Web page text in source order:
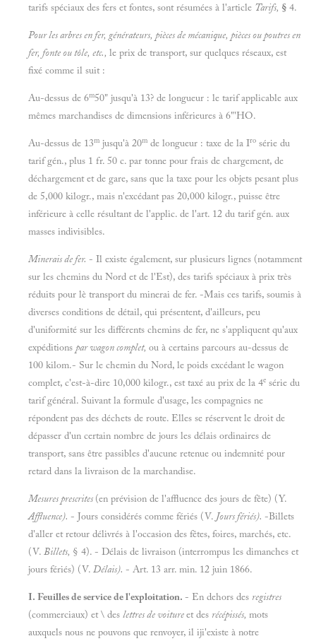
tarifs spéciaux des fers et fontes, sont résumées à l'article Tarifs, § 4.
Pour les arbres en fer, générateurs, pièces de mécanique, pièces ou poutres en
fer, fonte ou tôle, etc., le prix de transport, sur quelques réseaux, est
fixé comme il suit :
Au-dessus de 6m50" jusqu'à 13? de longueur : le tarif applicable aux
mêmes marchandises de dimensions inférieures à 6"'HO.
Au-dessus de 13m jusqu'à 20m de longueur : taxe de la Iro série du
tarif gén., plus 1 fr. 50 c. par tonne pour frais de chargement, de
déchargement et de gare, sans que la taxe pour les objets pesant plus
de 5,000 kilogr., mais n'excédant pas 20,000 kilogr., puisse être
inférieure à celle résultant de l'applic. de l'art. 12 du tarif gén. aux
masses indivisibles.
Minerais de fer. - Il existe également, sur plusieurs lignes (notamment
sur les chemins du Nord et de l'Est), des tarifs spéciaux à prix très
réduits pour lè transport du minerai de fer. -Mais ces tarifs, soumis à
diverses conditions de détail, qui présentent, d'ailleurs, peu
d'uniformité sur les différents chemins de fer, ne s'appliquent qu'aux
expéditions par wagon complet, ou à certains parcours au-dessus de
100 kilom.- Sur le chemin du Nord, le poids excédant le wagon
complet, c'est-à-dire 10,000 kilogr., est taxé au prix de la 4e série du
tarif général. Suivant la formule d'usage, les compagnies ne
répondent pas des déchets de route. Elles se réservent le droit de
dépasser d'un certain nombre de jours les délais ordinaires de
transport, sans être passibles d'aucune retenue ou indemnité pour
retard dans la livraison de la marchandise.
Mesures prescrites (en prévision de l'affluence des jours de fête) (Y.
Affluence). - Jours considérés comme fériés (V. Jours fériés). -Billets
d'aller et retour délivrés à l'occasion des fêtes, foires, marchés, etc.
(V. Billets, § 4). - Délais de livraison (interrompus les dimanches et
jours fériés) (V. Délais). - Art. 13 arr. min. 12 juin 1866.
I. Feuilles de service de l'exploitation. - En dehors des registres
(commerciaux) et \ des lettres de voitureet des récépissés, mots
auxquels nous ne pouvons que renvoyer, il iji'existe à notre